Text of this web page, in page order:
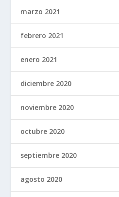
marzo 2021
febrero 2021
enero 2021
diciembre 2020
noviembre 2020
octubre 2020
septiembre 2020
agosto 2020